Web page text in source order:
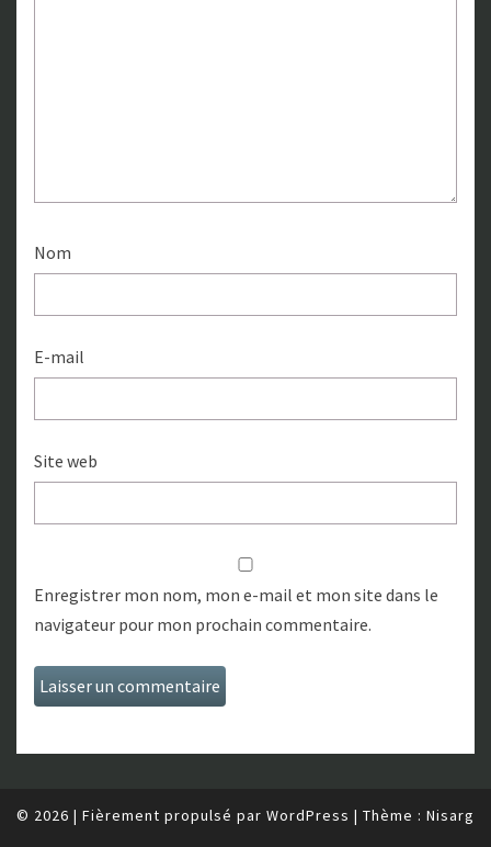
Nom
E-mail
Site web
Enregistrer mon nom, mon e-mail et mon site dans le
navigateur pour mon prochain commentaire.
© 2026 | Fièrement propulsé par WordPress | Thème : Nisarg